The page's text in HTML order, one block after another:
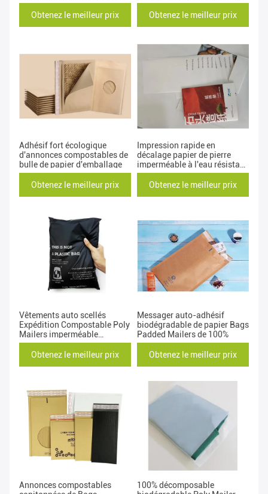
commerce électronique
Obtenez le meilleur prix
amorti
Obtenez le meilleur prix
Adhésif fort écologique
d'annonces compostables de
bulle de papier d'emballage
Obtenez le meilleur prix
Impression rapide en
décalage papier de pierre
imperméable à l'eau résistant
aux larmes écologique
Obtenez le meilleur prix
Vêtements auto scellés
Expédition Compostable Poly
Mailers imperméable
personnalisé Eco Friendly
Obtenez le meilleur prix
Messager auto-adhésif
biodégradable de papier Bags
Padded Mailers de 100%
Obtenez le meilleur prix
Annonces compostables
100% décomposable